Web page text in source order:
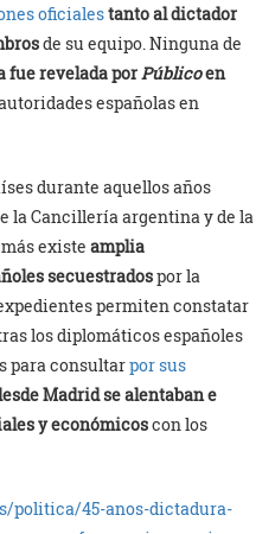
oficialestanto al dictador
de su equipo. Ninguna de
fue revelada porPúblicoen
españolas en
durante aquellos años
la Cancillería argentina y de la
existe amplia
secuestradospor la
permiten constatar
los diplomáticos españoles
para consultarpor sus
Madrid se alentaban e
y económicoscon los
politica/45-anos-dictadura-